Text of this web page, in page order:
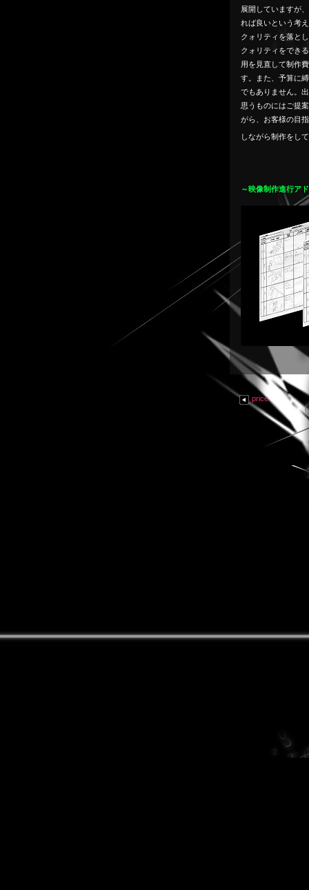
展開していますが
れば良いという考
クォリティを落と
クォリティをでき
用を見直して制作
す。
また、予算に
でもありません。
思うものにはご提
がら、お客様の目
しながら制作をし
～映像制作進行ア
price